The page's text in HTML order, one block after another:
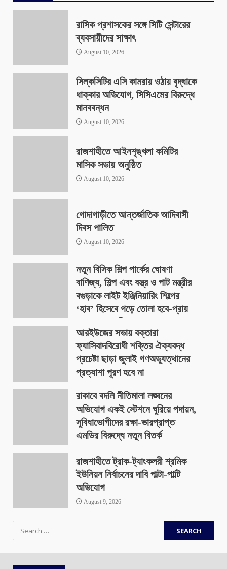
রাসিক প্রশাসকের সঙ্গে সিটি সেন্টারের
ব্যবসায়ীদের সাক্ষাৎ
August 10, 2026
সিল্কসিটির এসি কামরায় ওঠায় বৃদ্ধাকে
ধাক্কার অভিযোগ, সিসিএমের বিরুদ্ধে
মানববন্ধন
August 10, 2026
রাজশাহীতে আইনশৃঙ্খলা কমিটির
মাসিক সভায় অনুষ্ঠিত
August 10, 2026
গোদাগাড়ীতে আন্তর্জাতিক আদিবাসী
দিবস পালিত
August 10, 2026
নতুন বিসিক শিল্প পার্কের ঘোষণা
বাণিজ্য, শিল্প এবং বস্ত্র ও পাট মন্ত্রীর
বগুড়াকে লাইট ইঞ্জিনিয়ারিং শিল্পের
‘হাব’ হিসেবে গড়ে তোলা হবে-প্রায়
৪০০ একর জমিতে
August 9, 2026
আরইউজের সভায় বক্তারা
ফ্যাসিবাদবিরোধী শক্তির ঐক্যবদ্ধ
প্রচেষ্টা ছাড়া জুলাই গণঅভ্যুত্থানের
প্রত্যাশা পূরণ হবে না
রাকাবে বদলি নীতিমালা লঙ্ঘনের
অভিযোগ একই স্টেশনে ঘুরিয়ে পদায়ন,
সুবিধাভোগীদের রক্ষা-ভারপ্রাপ্ত
এমডির বিরুদ্ধে নতুন বিতর্ক
রাজশাহীতে ট্রাক-ট্যাংকলরী শ্রমিক
ইউনিয়ন নির্বাচনের দাবি পাল্টা-পাল্টি
অভিযোগ
August 9, 2026
for: